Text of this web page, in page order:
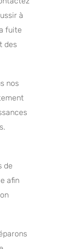
à
fuite
des
nos
de
afin